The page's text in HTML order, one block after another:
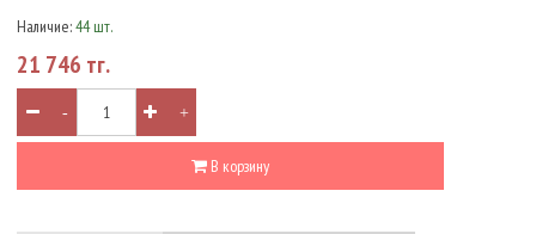
Наличие:44 шт.
21 746 тг.
- +
В корзину